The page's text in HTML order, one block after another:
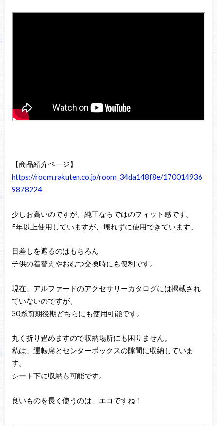
【商品紹介ページ】
https://room.rakuten.co.jp/room_34da148f8e/170014936
9878224
少しお高いのですが、純正ならではのフィット感です。
5年以上使用していますが、壊れずに使用できています。
日差しを遮るのはもちろん
子供の着替えやおむつ交換時にも便利です。
現在、アルファードのアクセサリーカタログには掲載され
ていないのですが、
30系前期後期どちらにも使用可能です。
丸く折り畳めますので収納場所にも困りません。
私は、運転席とセンターボックスの隙間に収納していま
す。
シート下に収納も可能です。
良いものを長く使うのは、エコですね！